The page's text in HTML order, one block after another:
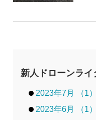
新人ドローンライ
2023年7月 （1）
2023年6月 （1）